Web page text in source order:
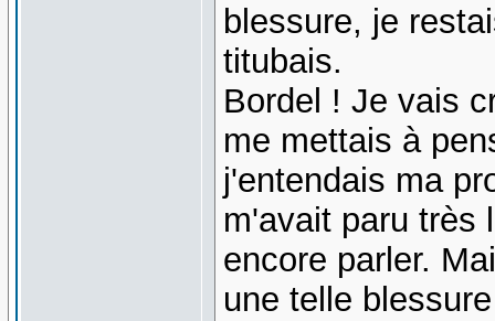
blessure, je
titubais.
Bordel ! Je vais
me mettais à
j'entendais ma
m'avait paru très
encore parler.
une telle